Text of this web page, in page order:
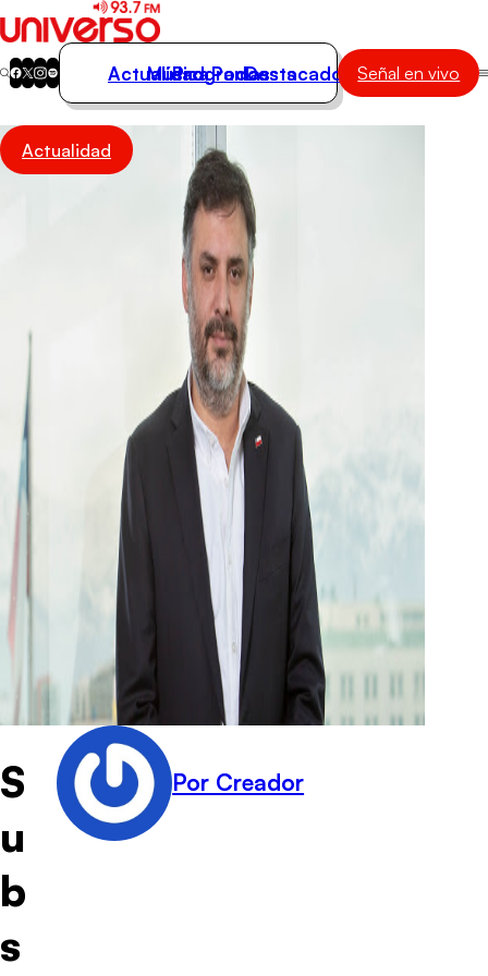
Actualidad
Música
Actualidad
Música
Programas
Podcasts
Destacados Señal en vivo
Actualidad
S
u
b
s
Por Creador